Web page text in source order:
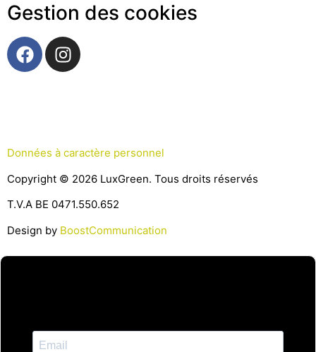
Gestion des cookies
Données à caractère personnel
Copyright © 2026 LuxGreen. Tous droits réservés
T.V.A BE 0471.550.652
Design by BoostCommunication